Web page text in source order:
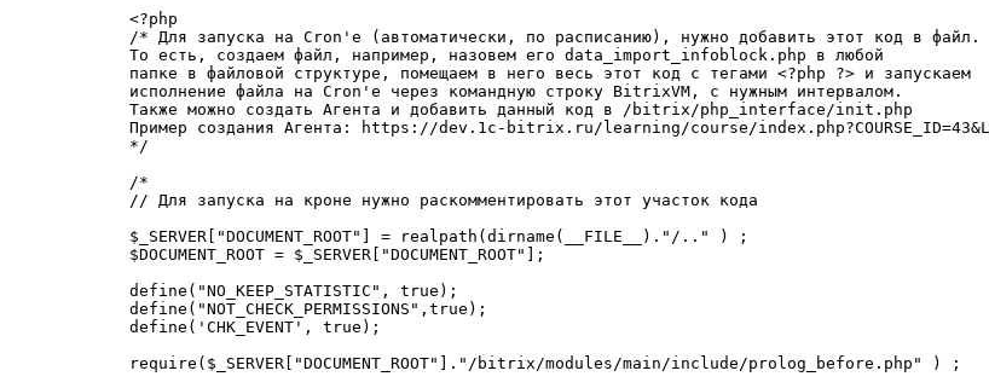
<?php
/* Для запуска на Cron'е (автоматически, по расписанию), нужно добавить этот код в файл.
То есть, создаем файл, например, назовем его data_import_infoblock.php в любой
папке в файловой структуре, помещаем в него весь этот код с тегами <?php ?> и запускаем
исполнение файла на Cron'е через командную строку BitrixVM, с нужным интервалом.
Также можно создать Агента и добавить данный код в /bitrix/php_interface/init.php
Пример создания Агента: https://dev.1c-bitrix.ru/learning/course/
*/
/*
// Для запуска на кроне нужно раскомментировать этот участок кода
$_SERVER["DOCUMENT_ROOT"] = realpath(dirname(__FILE__)."/.." ) ;
$DOCUMENT_ROOT = $_SERVER["DOCUMENT_ROOT"];
define("NO_KEEP_STATISTIC", true);
define("NOT_CHECK_PERMISSIONS",true);
define('CHK_EVENT', true);
require($_SERVER["DOCUMENT_ROOT"]."/bitrix/modules/main/include/prolog_before.php" ) ;